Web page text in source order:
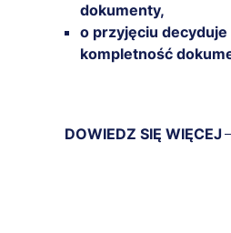
dokumenty,
o przyjęciu decyduje
kompletność
DOWIEDZ SIĘ WIĘCEJ